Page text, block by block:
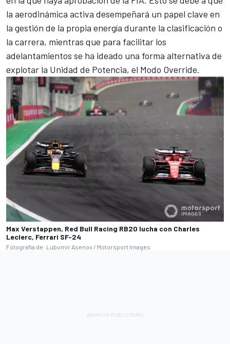
la aerodinámica activa desempeñará un papel clave en
la gestión de la propia energía durante la clasificación o
la carrera, mientras que para facilitar los
adelantamientos se ha ideado una forma alternativa de
explotar la Unidad de Potencia, el Modo Override.
Max Verstappen, Red Bull Racing RB20 lucha con Charles
Leclerc, Ferrari SF-24
Fotografía de: Lubomir Asenov / Motorsport Images